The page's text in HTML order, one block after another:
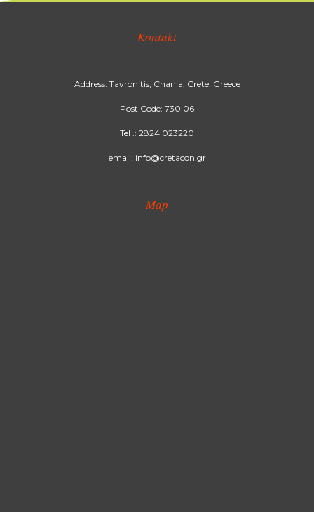
Kontakt
Address: Tavronitis, Chania, Crete, Greece
Post Code: 730 06
Tel .: 2824 023220
email: info@cretacon.gr
Map